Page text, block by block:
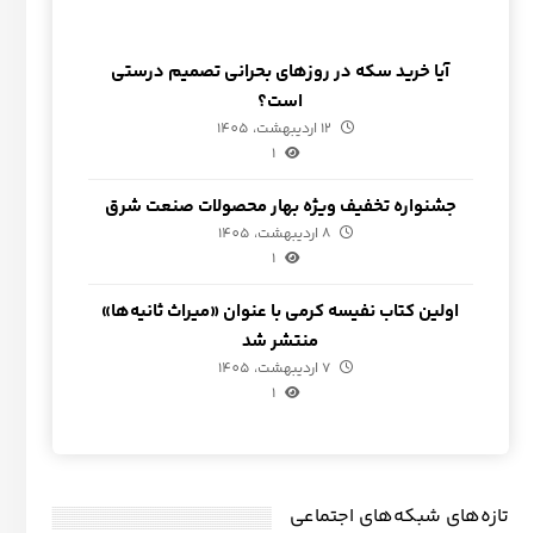
آیا خرید سکه در روزهای بحرانی تصمیم درستی
است؟
12 اردیبهشت، 1405
1
جشنواره تخفیف ویژه بهار محصولات صنعت شرق
8 اردیبهشت، 1405
1
اولین کتاب نفیسه کرمی با عنوان «میراث ثانیه‌ها»
منتشر شد
7 اردیبهشت، 1405
1
تازه‌های شبکه‌های اجتماعی